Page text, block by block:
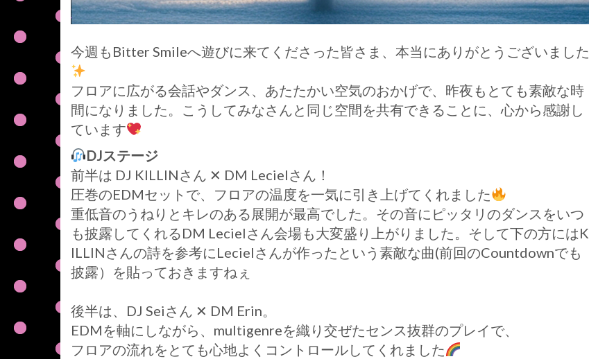
今週もBitter Smileへ遊びに来てくださった皆さま、本当にありがとうございました
フロアに広がる会話やダンス、あたたかい空気のおかげで、昨夜もとても素敵な時
間になりました。こうしてみなさんと同じ空間を共有できることに、心から感謝し
ています
DJステージ
前半は DJ KILLINさん ✕ DM Lecielさん！
圧巻のEDMセットで、フロアの温度を一気に引き上げてくれました
重低音のうねりとキレのある展開が最高でした。その音にピッタリのダンスをいつ
も披露してくれるDM Lecielさん会場も大変盛り上がりました。そして下の方にはK
ILLINさんの詩を参考にLecielさんが作ったという素敵な曲(前回のCountdownでも
披露）を貼っておきますねぇ
後半は、DJ Seiさん ✕ DM Erin。
EDMを軸にしながら、multigenreを織り交ぜたセンス抜群のプレイで、
フロアの流れをとても心地よくコントロールしてくれました